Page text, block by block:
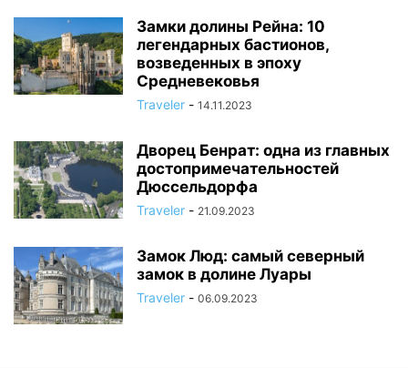
Замки долины Рейна: 10
легендарных бастионов,
возведенных в эпоху
Средневековья
Traveler - 14.11.2023
Дворец Бенрат: одна из главных
достопримечательностей
Дюссельдорфа
Traveler - 21.09.2023
Замок Люд: самый северный
замок в долине Луары
Traveler - 06.09.2023